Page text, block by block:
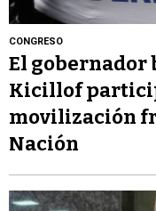
CONGRESO
El gobernador
Kicillof
movilización
Nación